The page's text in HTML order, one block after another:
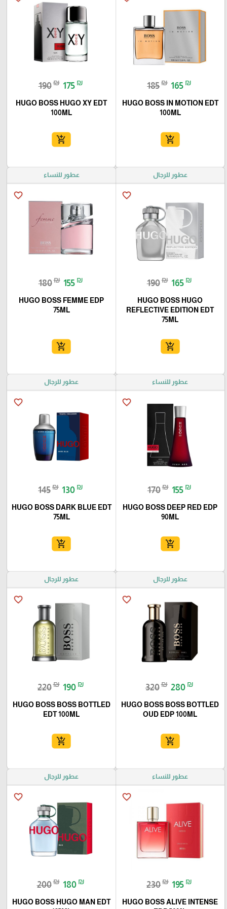
185₪ 165 ₪
HUGO BOSS IN MOTION EDT
100ML
add_shopping_cart
190₪ 175 ₪
HUGO BOSS HUGO XY EDT
100ML
add_shopping_cart
عطور للرجال
favorite_border
190₪ 165 ₪
HUGO BOSS HUGO
REFLECTIVE EDITION EDT
75ML
add_shopping_cart
عطور للنساء
favorite_border
180₪ 155 ₪
HUGO BOSS FEMME EDP
75ML
add_shopping_cart
عطور للنساء
favorite_border
170₪ 155 ₪
HUGO BOSS DEEP RED EDP
90ML
add_shopping_cart
عطور للرجال
favorite_border
145₪ 130 ₪
HUGO BOSS DARK BLUE EDT
75ML
add_shopping_cart
عطور للرجال
favorite_border
320₪ 280 ₪
HUGO BOSS BOSS BOTTLED
OUD EDP 100ML
add_shopping_cart
عطور للرجال
favorite_border
220₪ 190 ₪
HUGO BOSS BOSS BOTTLED
EDT 100ML
add_shopping_cart
عطور للنساء
favorite_border
230₪ 195 ₪
HUGO BOSS ALIVE INTENSE
عطور للرجال
favorite_border
200₪ 180 ₪
HUGO BOSS HUGO MAN EDT